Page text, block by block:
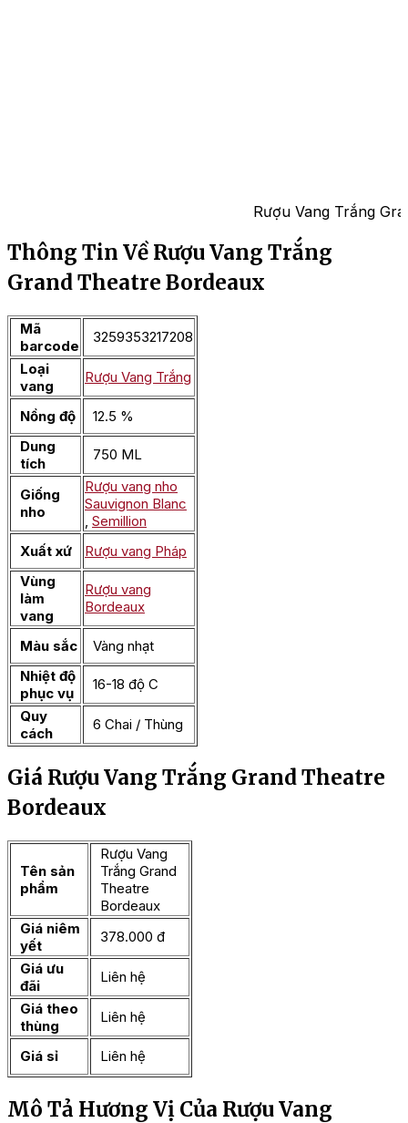
Rượu Vang Trắng
Thông Tin Về Rượu Vang Trắng
Grand Theatre Bordeaux
Mã
barcode
3259353217208
Loại
vang
Rượu Vang Trắng
Nồng độ
12.5 %
Dung
tích
750 ML
Giống
nho
Rượu vang nho
Sauvignon Blanc
Semillion
Xuất xứ
Rượu vang Pháp
Vùng
làm
vang
Rượu vang
Bordeaux
Màu sắc
Vàng nhạt
Nhiệt độ
phục vụ
16-18 độ C
Quy
cách
6 Chai / Thùng
Giá Rượu Vang Trắng Grand Theatre
Bordeaux
Tên sản
phẩm
Rượu Vang
Trắng Grand
Theatre
Bordeaux
Giá niêm
yết
378.000 đ
Giá ưu
đãi
Liên hệ
Giá theo
thùng
Liên hệ
Giá sỉ Liên hệ
Mô Tả Hương Vị Của Rượu Vang